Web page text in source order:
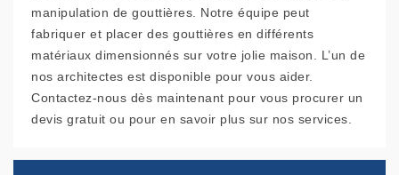
manipulation de gouttières. Notre équipe peut
fabriquer et placer des gouttières en différents
matériaux dimensionnés sur votre jolie maison. L’un de
nos architectes est disponible pour vous aider.
Contactez-nous dès maintenant pour vous procurer un
devis gratuit ou pour en savoir plus sur nos services.